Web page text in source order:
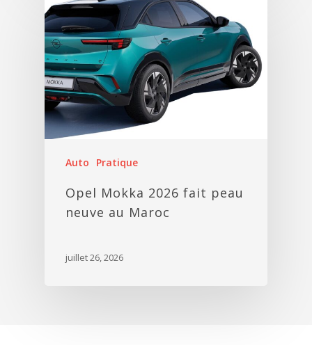
Auto Pratique
Opel Mokka 2026 fait peau
neuve au Maroc
juillet 26, 2026